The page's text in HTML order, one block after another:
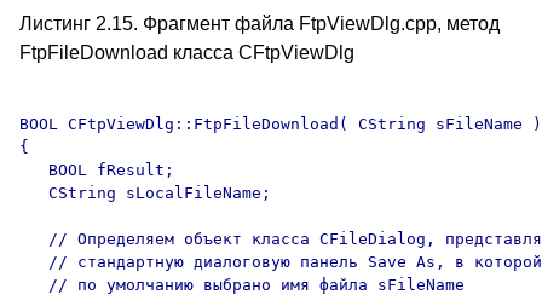
Листинг 2.15. Фрагмент файла FtpViewDlg.cpp, метод
FtpFileDownload класса CFtpViewDlg
BOOL CFtpViewDlg::FtpFileDownload( CString sFileName )
{
   BOOL fResult;
   CString sLocalFileName;
// Определяем объект класса CFileDialog,
   // стандартную диалоговую панель Save As, в которой
   // по умолчанию выбрано имя файла sFileName